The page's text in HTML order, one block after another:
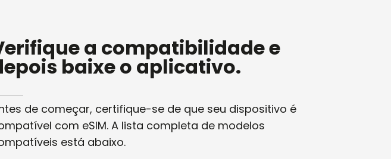
a compatibilidade e
baixe o aplicativo.
de começar, certifique-se de que seu dispositivo é
com eSIM. A lista completa de modelos
está abaixo.